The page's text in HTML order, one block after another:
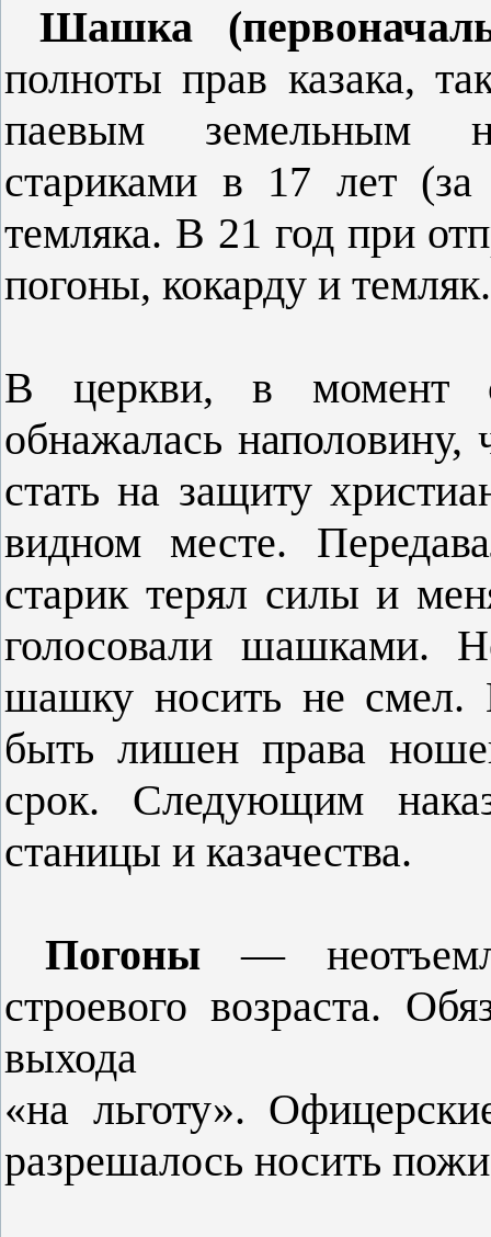
Шашка
полноты прав казака,
паевым земельным
стариками в 17 лет
темляка. В 21 год при
погоны, кокарду и темляк.
В церкви, в момент
обнажалась наполовину,
стать на защиту
видном месте.
старик терял силы и
голосовали шашками.
шашку носить не смел.
быть лишен права
срок. Следующим
станицы и казаче­ства.
Погоны—
строевого возраста.
выхода
«на льготу».
разрешалось носить